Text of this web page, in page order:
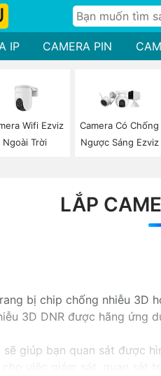
IP CAMERA PIN
Wifi Ezviz
Ngoài Trời
Camera Có Chống
Ngược Sáng Ezviz
LẮP
bị chip chống nhiễu
3D DNR được hãng
giúp bạn quan sát được